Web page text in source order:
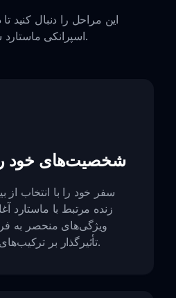
این مراحل را دنبال کنید
اسپرانکی ماستارد شروع کنید.
شخصیت‌های خود را
سفر خود را با انتخاب
زنده مرتبط با ماستارد
ویژگی‌های منحصر به
تأثیرگذار بر ترکیب‌های موسیقی شما باشد.